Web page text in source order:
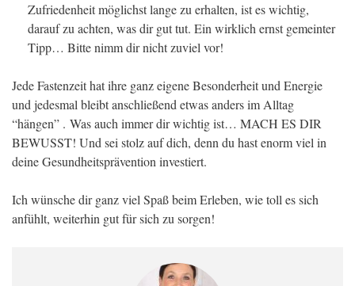
Zufriedenheit möglichst lange zu erhalten, ist es wichtig,
darauf zu achten, was dir gut tut. Ein wirklich ernst gemeinter
Tipp… Bitte nimm dir nicht zuviel vor!
Jede Fastenzeit hat ihre ganz eigene Besonderheit und Energie
und jedesmal bleibt anschließend etwas anders im Alltag
“hängen” . Was auch immer dir wichtig ist… MACH ES DIR
BEWUSST! Und sei stolz auf dich, denn du hast enorm viel in
deine Gesundheitsprävention investiert.
Ich wünsche dir ganz viel Spaß beim Erleben, wie toll es sich
anfühlt, weiterhin gut für sich zu sorgen!